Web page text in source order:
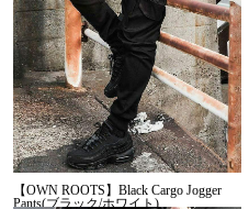
【OWN ROOTS】Black Cargo Jogger
Pants(ブラック/ホワイト)